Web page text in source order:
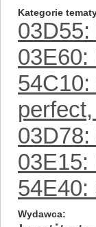
Kategorie
03E60:
03E15:
54E40:
Wydawca